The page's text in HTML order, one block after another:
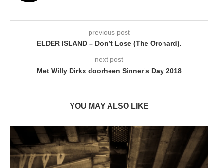
previous post
ELDER ISLAND – Don’t Lose (The Orchard).
next post
Met Willy Dirkx doorheen Sinner’s Day 2018
YOU MAY ALSO LIKE